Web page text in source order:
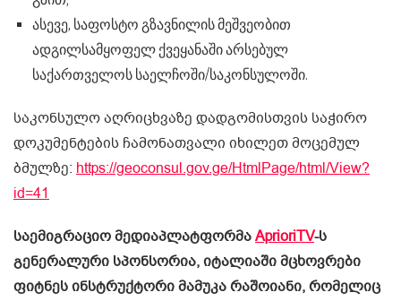
ასევე, საფოსტო გზავნილის მეშვეობით
ადგილსამყოფელ ქვეყანაში არსებულ
საქართველოს საელჩოში/საკონსულოში.
საკონსულო აღრიცხვაზე დადგომისთვის საჭირო
დოკუმენტების ჩამონათვალი იხილეთ მოცემულ
ბმულზე: https://geoconsul.gov.ge/HtmlPage/html/View?
id=41
საემიგრაციო მედიაპლატფორმაAprioriTV-ს
გენერალური სპონსორია, იტალიაში მცხოვრები
ფიტნეს ინსტრუქტორი მამუკა რაშოიანი, რომელიც